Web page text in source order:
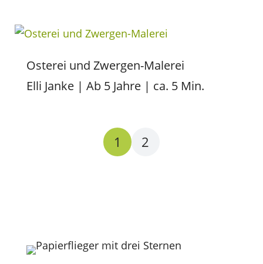
Osterei und Zwergen-Malerei
Elli Janke | Ab 5 Jahre | ca. 5 Min.
1 2